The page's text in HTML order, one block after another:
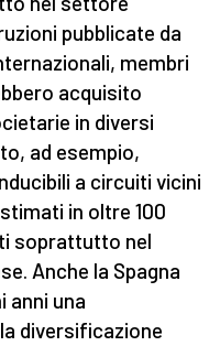
pubblicate da
membri
acquisito
in diversi
ad esempio,
a circuiti vicini
in oltre 100
soprattutto nel
Anche la Spagna
anni una
diversificazione